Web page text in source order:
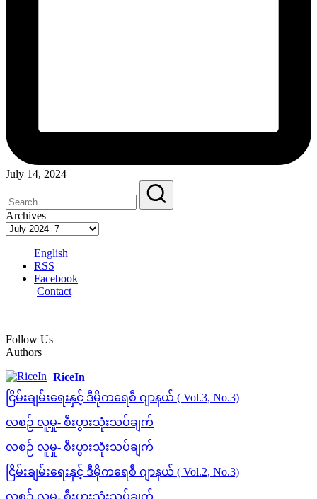
July 14, 2024
Archives
English
RSS
Facebook
Contact
Follow Us
Authors
RiceIn
ငြိမ်းချမ်းရေးနှင့် ဒီမိုကရေစီ ဂျာနယ် ( Vol.3, No.3)
လစဉ် လူမှု- စီးပွားသုံးသပ်ချက်
လစဉ် လူမှု- စီးပွားသုံးသပ်ချက်
ငြိမ်းချမ်းရေးနှင့် ဒီမိုကရေစီ ဂျာနယ် ( Vol.2, No.3)